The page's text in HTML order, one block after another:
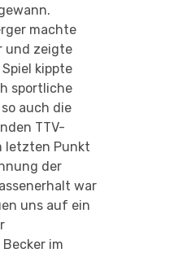
machte
und zeigte
kippte
sportliche
auch die
TTV-
letzten Punkt
der
war
uns auf ein
Becker im